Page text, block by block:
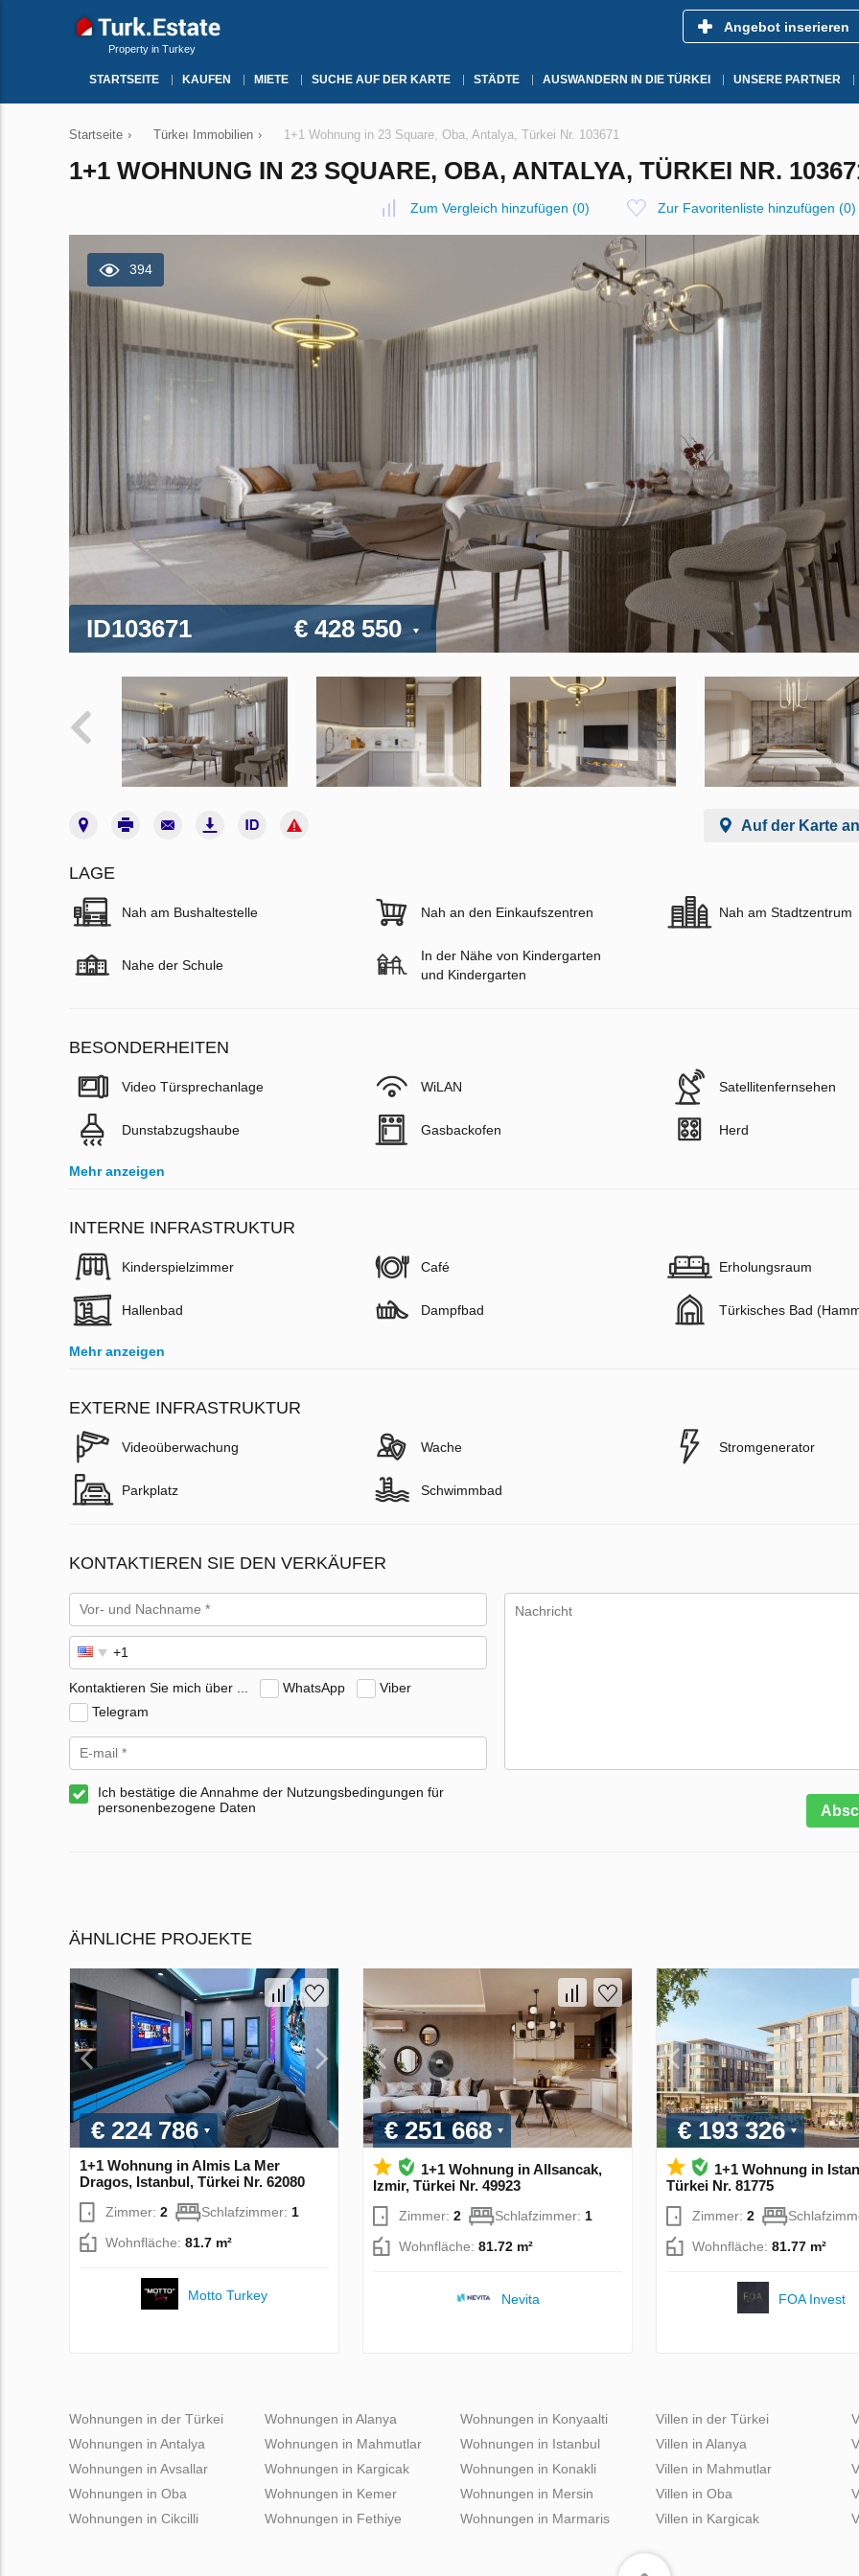
Property in Turkey
Angebot inserieren
STARTSEITE KAUFEN MIETE SUCHE AUF DER KARTE STÄDTE AUSWANDERN IN DIE TÜRKEI UNSERE PARTNER
Startseite › Türkeı Immobilien › 1+1 Wohnung in 23 Square, Oba, Antalya, Türkei Nr. 103671
1+1 WOHNUNG IN 23 SQUARE, OBA, ANTALYA, TÜRKEI NR.
Zum Vergleich hinzufügen (0) Zur Favoritenliste hinzufügen (0)
394
ID103671 € 428 550
Auf der Karte
LAGE
Nah am Bushaltestelle Nah an den Einkaufszentren Nah am Stadtzentrum
Nahe der Schule
In der Nähe von Kindergarten
und Kindergarten
BESONDERHEITEN
Video Türsprechanlage WiLAN Satellitenfernsehen
Dunstabzugshaube Gasbackofen Herd
Mehr anzeigen
INTERNE INFRASTRUKTUR
Kinderspielzimmer Café Erholungsraum
Hallenbad Dampfbad Türkisches Bad
Mehr anzeigen
EXTERNE INFRASTRUKTUR
Videoüberwachung Wache Stromgenerator
Parkplatz Schwimmbad
KONTAKTIEREN SIE DEN VERKÄUFER
Kontaktieren Sie mich über ... WhatsApp
Viber
Telegram
Ich bestätige die Annahme der Nutzungsbedingungen für
personenbezogene Daten
ÄHNLICHE PROJEKTE
€ 224 786
1+1 Wohnung in Almis La Mer
Dragos, Istanbul, Türkei Nr. 62080
Zimmer: 2 Schlafzimmer: 1
Wohnfläche: 81.7 m²
Motto Turkey
€ 251 668
1+1 Wohnung in Allsancak,
Izmir, Türkei Nr. 49923
Zimmer: 2 Schlafzimmer: 1
Wohnfläche: 81.72 m²
Nevita
€ 193 326
1+1 Wohnung in
Türkei Nr. 81775
Zimmer: 2
Wohnfläche: 81.77 m²
FOA Invest
Wohnungen in der Türkei
Wohnungen in Antalya
Wohnungen in Avsallar
Wohnungen in Oba
Wohnungen in Cikcilli
Wohnungen in Alanya
Wohnungen in Mahmutlar
Wohnungen in Kargicak
Wohnungen in Kemer
Wohnungen in Fethiye
Wohnungen in Konyaalti
Wohnungen in Istanbul
Wohnungen in Konakli
Wohnungen in Mersin
Wohnungen in Marmaris
Villen in der Türkei
Villen in Alanya
Villen in Mahmutlar
Villen in Oba
Villen in Kargicak